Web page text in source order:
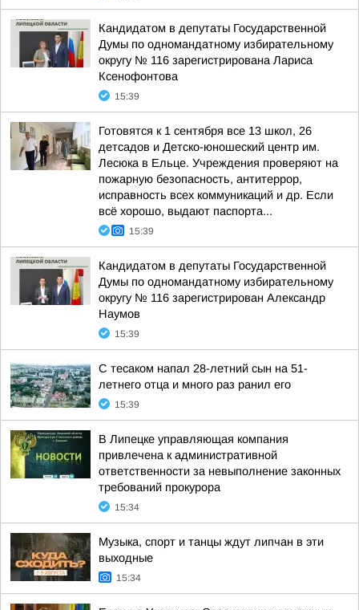
Кандидатом в депутаты Государственной
Думы по одномандатному избирательному
округу № 116 зарегистрирована Лариса
Ксенофонтова
15:39
Готовятся к 1 сентября все 13 школ, 26
детсадов и Детско-юношеский центр им.
Лесюка в Ельце. Учреждения проверяют на
пожарную безопасность, антитеррор,
исправность всех коммуникаций и др. Если
всё хорошо, выдают паспорта...
15:39
Кандидатом в депутаты Государственной
Думы по одномандатному избирательному
округу № 116 зарегистрирован Александр
Наумов
15:39
С тесаком напал 28-летний сын на 51-
летнего отца и много раз ранил его
15:39
В Липецке управляющая компания
привлечена к административной
ответственности за невыполнение законных
требований прокурора
15:34
Музыка, спорт и танцы ждут липчан в эти
выходные
15:34